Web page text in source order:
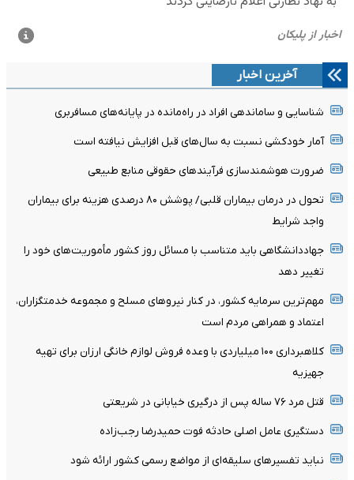
آخرین اخبار
شناسایی و ساماندهی افراد در راه‌مانده در پایانه‌های مسافربری
آمار خودکشی نسبت به سال‌های قبل افزایش نیافته است
ضرورت هوشمندسازی فرآیندهای حقوقی منابع طبیعی
تحول در درمان بیماران قلبی/ پوشش ۸۰ درصدی هزینه برای بیماران
واجد شرایط
جهاددانشگاهی باید متناسب با مسائل روز کشور مأموریت‌های خود را
تغییر دهد
مهم‌ترین سرمایه کشور، در کنار نیروهای مسلح و مجموعه خدمتگزاران،
اعتماد و همراهی مردم است
کلاهبرداری ۱۰۰ میلیاردی با وعده فروش لوازم خانگی ارزان برای تهیه
جهیزیه
قتل مرد ۷۶ ساله پس از درگیری خیابانی در شریعتی
دستگیری عامل اصلی حادثه فوت حمیدرضا رجب‌زاده
نباید تفسیرهای سلیقه‌ای از مواضع رسمی کشور ارائه شود